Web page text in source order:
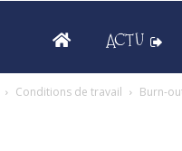
ACTU
Conditions de travail Burn-